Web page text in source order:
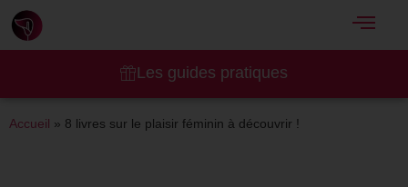
Les guides pratiques
Accueil » 8 livres sur le plaisir féminin à découvrir !